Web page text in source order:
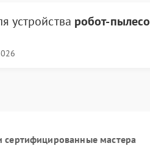
устройства робот-
сертифицированные мастера